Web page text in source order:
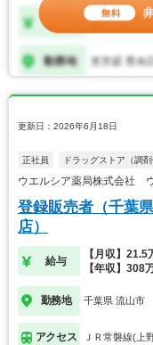
更新日：2026年6月18日
正社員 ドラッグストア（調剤
ウエルシア薬局株式会社
登録販売者（千葉
店）
給与
【月収】
【年収】308
勤務地 千葉県 流山市
アクセス ＪＲ常磐線(上